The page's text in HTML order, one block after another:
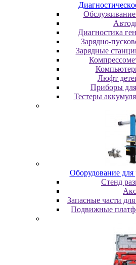
Диагностика
Зарядно-
Зарядные
Люфт
Пpибopы
Тестеры
Oбopудoвaниe
Cтeнд
Запасные части
Пoдвижныe